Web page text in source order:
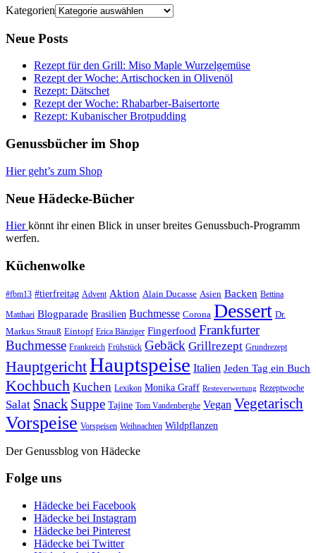
Kategorien
Neue Posts
Rezept für den Grill: Miso Maple Wurzelgemüse
Rezept der Woche: Artischocken in Olivenöl
Rezept: Dätschet
Rezept der Woche: Rhabarber-Baisertorte
Rezept: Kubanischer Brotpudding
Genussbücher im Shop
Hier geht’s zum Shop
Neue Hädecke-Bücher
Hierkönnt ihr einen Blick in unser breites Genussbuch-Programm
werfen.
Küchenwolke
#fbm13 #tierfreitag Advent Aktion Alain Ducasse Asien Backen Bettina
Matthaei Blogparade Brasilien Buchmesse Corona Dessert Dr.
Markus Strauß Eintopf Erica Bänziger Fingerfood Frankfurter
Buchmesse Frankreich Frühstück Gebäck Grillrezept Grundrezept
HauptgerichtHauptspeise Italien Jeden Tag ein Buch
Kochbuch Kuchen Lexikon Monika Graff Resteverwertung Rezeptwoche
Salat Snack Suppe Tajine Tom Vandenberghe Vegan Vegetarisch
Vorspeise Vorspeisen Weihnachten Wildpflanzen
Der Genussblog von Hädecke
Folge uns
Hädecke bei Facebook
Hädecke bei Instagram
Hädecke bei Pinterest
Hädecke bei Twitter